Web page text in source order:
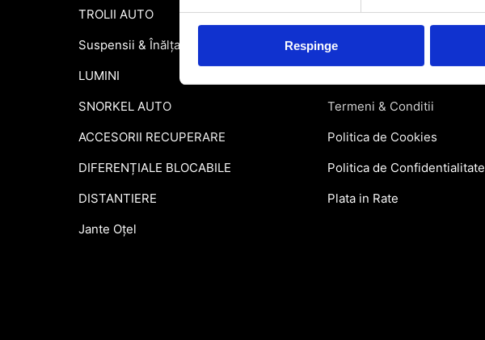
Respinge
TROLII AUTO
Suspensii & Înălțare
LUMINI
SNORKEL AUTO
ACCESORII RECUPERARE
DIFERENȚIALE BLOCABILE
DISTANTIERE
Jante Oțel
Informatii Livrare
Garantie si Retur
Termeni & Conditii
Politica de Cookies
Politica de Confidentialitate
Plata in Rate